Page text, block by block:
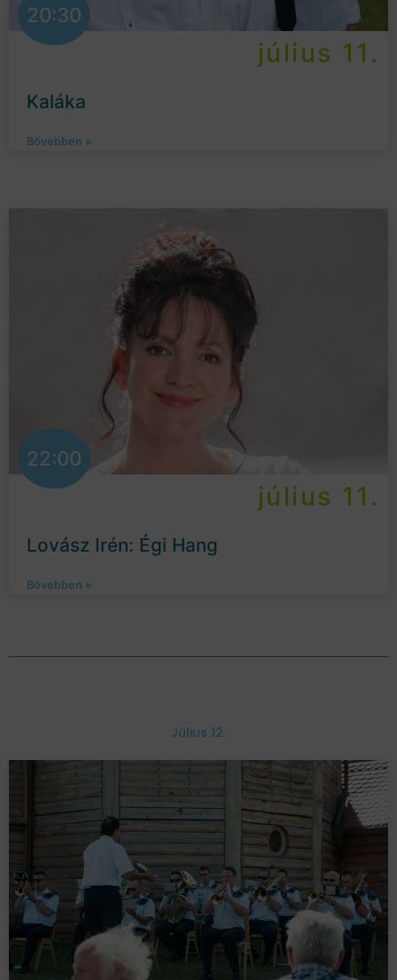
20:30
július 11.
Kaláka
Bővebben »
22:00
július 11.
Lovász Irén: Égi Hang
Bővebben »
Július 12.